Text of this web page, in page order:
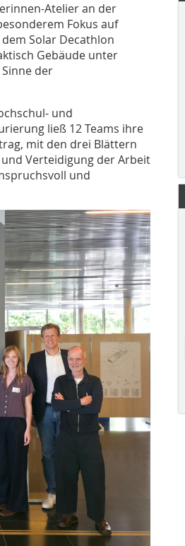
Atelier an der
Fokus auf
Solar Decathlon
Gebäude unter
der
und
ließ 12 Teams ihre
mit den drei Blättern
Verteidigung der Arbeit
und